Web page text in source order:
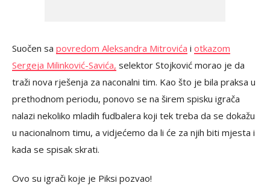
Suočen sa povredom Aleksandra Mitrovića i otkazom
Sergeja Milinković-Savića, selektor Stojković morao je da
traži nova rješenja za naconalni tim. Kao što je bila praksa u
prethodnom periodu, ponovo se na širem spisku igrača
nalazi nekoliko mladih fudbalera koji tek treba da se dokažu
u nacionalnom timu, a vidjećemo da li će za njih biti mjesta i
kada se spisak skrati.
Ovo su igrači koje je Piksi pozvao!